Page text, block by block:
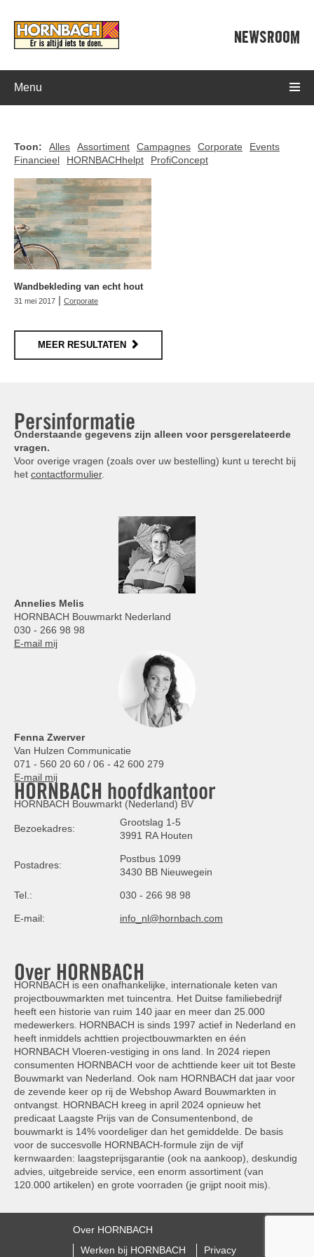
NEWSROOM
Menu
Toon: Alles Assortiment Campagnes Corporate
Events
Financieel
HORNBACHhelpt ProfiConcept
Wandbekleding van echt hout
31 mei 2017 | Corporate
MEER RESULTATEN
Persinformatie
Onderstaande gegevens zijn alleen voor persgerelateerde
vragen.
Voor overige vragen (zoals over uw bestelling) kunt u terecht bij
het contactformulier.
Annelies Melis
HORNBACH Bouwmarkt Nederland
030 - 266 98 98
E-mail mij
Fenna Zwerver
Van Hulzen Communicatie
071 - 560 20 60 / 06 - 42 600 279
E-mail mij
HORNBACH hoofdkantoor
HORNBACH Bouwmarkt (Nederland) BV
Bezoekadres:
Grootslag 1-5
3991 RA Houten
Postadres:
Postbus 1099
3430 BB Nieuwegein
Tel.: 030 - 266 98 98
E-mail: info_nl@hornbach.com
Over HORNBACH
HORNBACH is een onafhankelijke, internationale keten van
projectbouwmarkten met tuincentra. Het Duitse familiebedrijf
heeft een historie van ruim 140 jaar en meer dan 25.000
medewerkers. HORNBACH is sinds 1997 actief in Nederland en
heeft inmiddels achttien projectbouwmarkten en één
HORNBACH Vloeren-vestiging in ons land. In 2024 riepen
consumenten HORNBACH voor de achttiende keer uit tot Beste
Bouwmarkt van Nederland. Ook nam HORNBACH dat jaar voor
de zevende keer op rij de Webshop Award Bouwmarkten in
ontvangst. HORNBACH kreeg in april 2024 opnieuw het
predicaat Laagste Prijs van de Consumentenbond, de
bouwmarkt is 14% voordeliger dan het gemiddelde. De basis
voor de succesvolle HORNBACH-formule zijn de vijf
kernwaarden: laagsteprijsgarantie (ook na aankoop), deskundig
advies, uitgebreide service, een enorm assortiment (van
120.000 artikelen) en grote voorraden (je grijpt nooit mis).
Over HORNBACH
Werken bij HORNBACH
Privacy